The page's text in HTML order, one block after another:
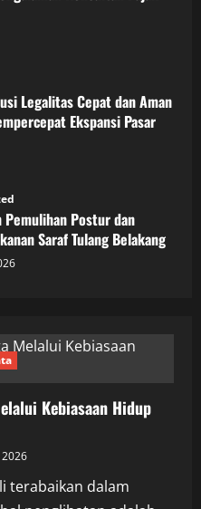
Legalitas Cepat dan Aman
Ekspansi Pasar
Pemulihan Postur dan
Saraf Tulang Belakang
Kebiasaan Hidup
terabaikan dalam